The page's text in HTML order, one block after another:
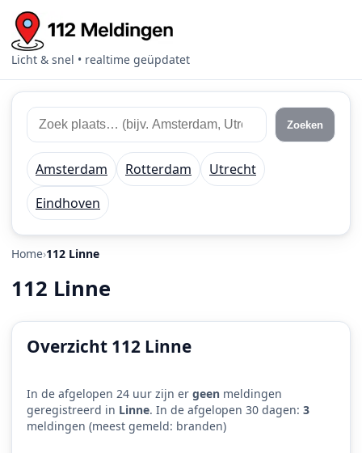
Licht & snel • realtime geüpdatet
Zoek
112
meldingen
Zoek
plaats
of
regio
Zoeken
Amsterdam Rotterdam
Utrecht
Eindhoven
Home 112 Linne
112 Linne
Overzicht 112 Linne
In de afgelopen 24 uur zijn er geen meldingen
geregistreerd in Linne. In de afgelopen 30 dagen: 3
meldingen (meest gemeld: branden)